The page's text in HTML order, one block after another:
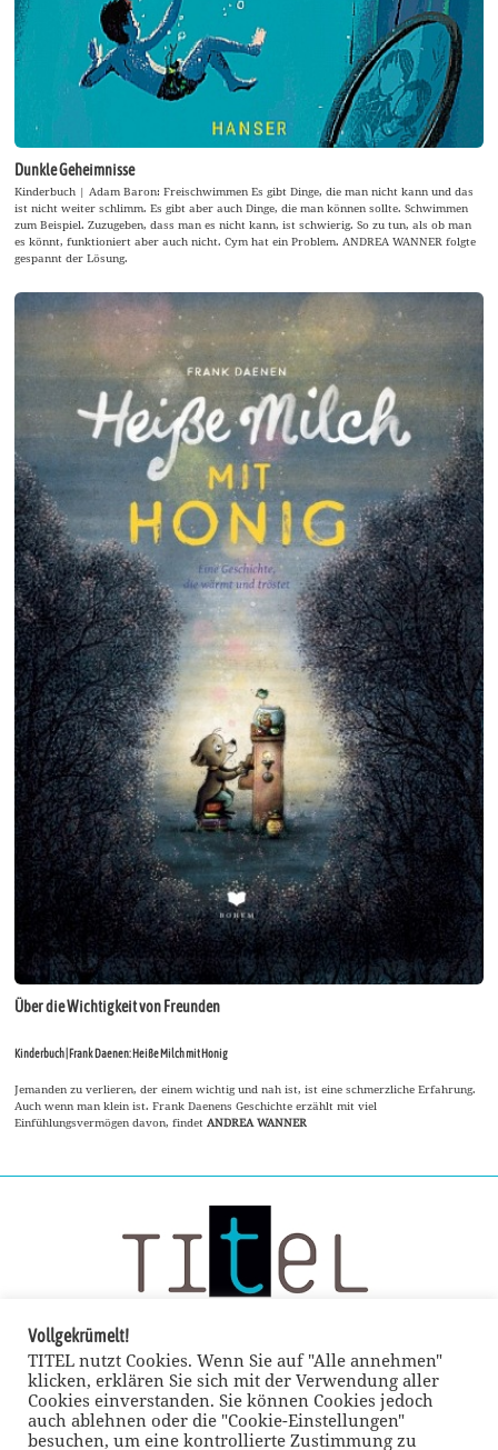
Dunkle Geheimnisse
Kinderbuch | Adam Baron: Freischwimmen Es gibt Dinge, die man nicht kann und das
ist nicht weiter schlimm. Es gibt aber auch Dinge, die man können sollte. Schwimmen
zum Beispiel. Zuzugeben, dass man es nicht kann, ist schwierig. So zu tun, als ob man
es könnt, funktioniert aber auch nicht. Cym hat ein Problem. ANDREA WANNER folgte
gespannt der Lösung.
Über die Wichtigkeit von Freunden
Kinderbuch | Frank Daenen: Heiße Milch mit Honig
Jemanden zu verlieren, der einem wichtig und nah ist, ist eine schmerzliche Erfahrung.
Auch wenn man klein ist. Frank Daenens Geschichte erzählt mit viel
Einfühlungsvermögen davon, findetANDREA WANNER
Vollgekrümelt!
TITEL nutzt Cookies. Wenn Sie auf "Alle annehmen"
klicken, erklären Sie sich mit der Verwendung aller
Cookies einverstanden. Sie können Cookies jedoch
auch ablehnen oder die "Cookie-Einstellungen"
besuchen, um eine kontrollierte Zustimmung zu